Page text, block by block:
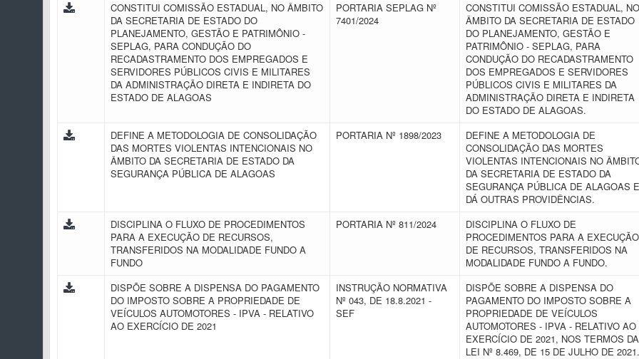
CONSTITUI COMISSÃO ESTADUAL, NO ÂMBITO
DA SECRETARIA DE ESTADO DO
PLANEJAMENTO, GESTÃO E PATRIMÔNIO -
SEPLAG, PARA CONDUÇÃO DO
RECADASTRAMENTO DOS EMPREGADOS E
SERVIDORES PÚBLICOS CIVIS E MILITARES
DA ADMINISTRAÇÃO DIRETA E INDIRETA DO
ESTADO DE ALAGOAS
PORTARIA SEPLAG Nº
7401/2024
CONSTITUI COMISSÃO ESTADUAL, NO
ÂMBITO DA SECRETARIA DE ESTADO
DO PLANEJAMENTO, GESTÃO E
PATRIMÔNIO - SEPLAG, PARA
CONDUÇÃO DO RECADASTRAMENTO
DOS EMPREGADOS E SERVIDORES
PÚBLICOS CIVIS E MILITARES DA
ADMINISTRAÇÃO DIRETA E INDIRETA
DO ESTADO DE ALAGOAS.
DEFINE A METODOLOGIA DE CONSOLIDAÇÃO
DAS MORTES VIOLENTAS INTENCIONAIS NO
ÂMBITO DA SECRETARIA DE ESTADO DA
SEGURANÇA PÚBLICA DE ALAGOAS
PORTARIA Nº 1898/2023
DEFINE A METODOLOGIA DE
CONSOLIDAÇÃO DAS MORTES
VIOLENTAS INTENCIONAIS NO
DA SECRETARIA DE ESTADO DA
SEGURANÇA PÚBLICA DE ALAGOAS E
DÁ OUTRAS PROVIDÊNCIAS.
DISCIPLINA O FLUXO DE PROCEDIMENTOS
PARA A EXECUÇÃO DE RECURSOS,
TRANSFERIDOS NA MODALIDADE FUNDO A
FUNDO
PORTARIA Nº 811/2024
DISCIPLINA O FLUXO DE
PROCEDIMENTOS PARA A EXECUÇÃO
DE RECURSOS, TRANSFERIDOS NA
MODALIDADE FUNDO A FUNDO.
DISPÕE SOBRE A DISPENSA DO PAGAMENTO
DO IMPOSTO SOBRE A PROPRIEDADE DE
VEÍCULOS AUTOMOTORES - IPVA - RELATIVO
AO EXERCÍCIO DE 2021
INSTRUÇÃO NORMATIVA
Nº 043, DE 18.8.2021 -
SEF
DISPÕE SOBRE A DISPENSA DO
PAGAMENTO DO IMPOSTO SOBRE A
PROPRIEDADE DE VEÍCULOS
AUTOMOTORES - IPVA - RELATIVO AO
EXERCÍCIO DE 2021, NOS TERMOS DA
LEI Nº 8.469, DE 15 DE JULHO DE 2021.